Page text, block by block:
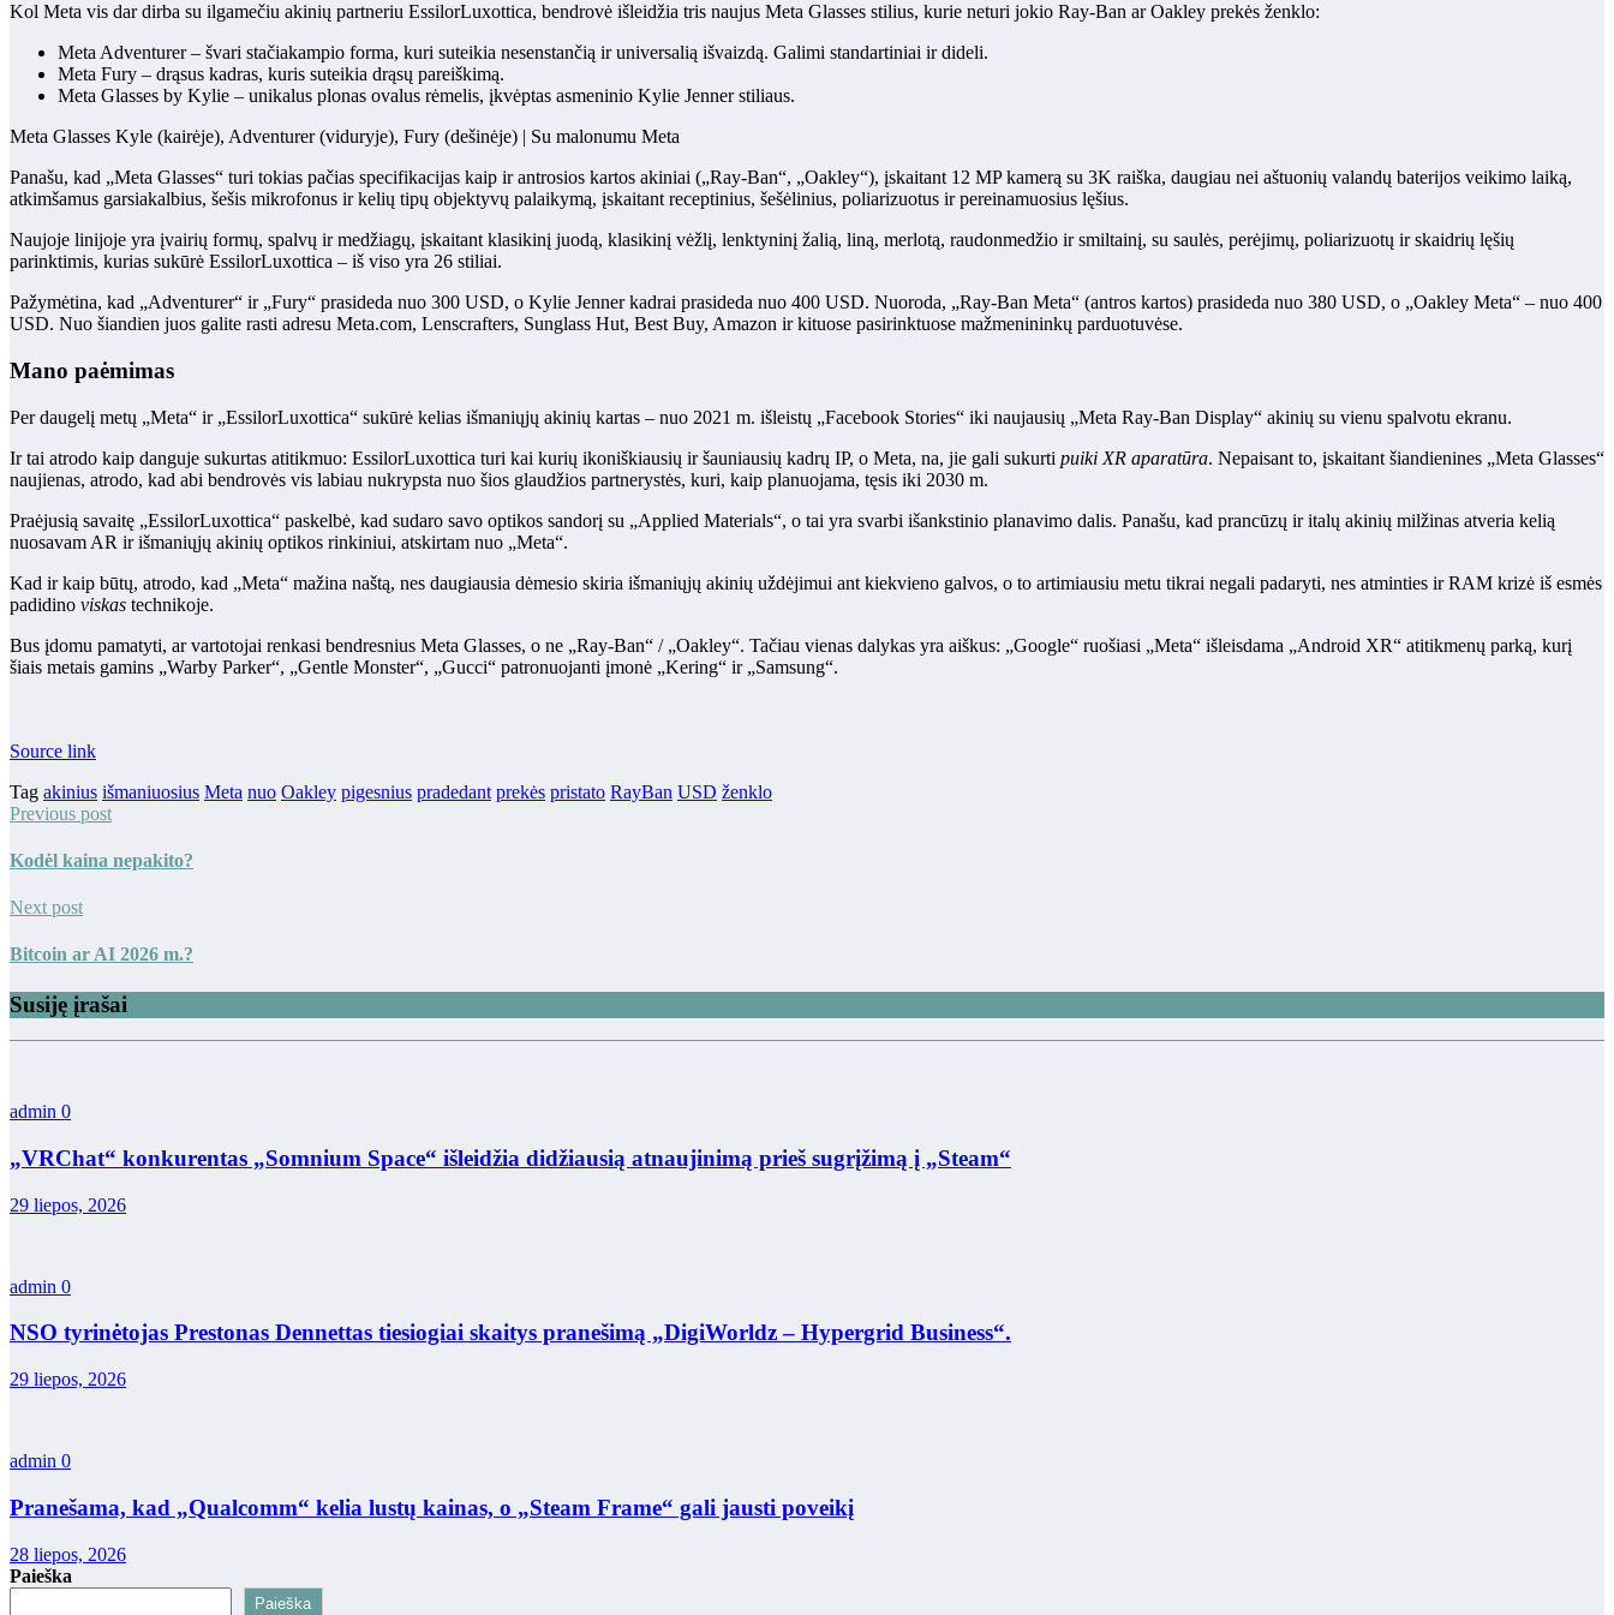
Kol Meta vis dar dirba su ilgamečiu akinių partneriu EssilorLuxottica, bendrovė išleidžia tris naujus Meta Glasses stilius, kurie neturi jokio Ray-Ban ar Oakley prekės ženklo:
Meta Adventurer – švari stačiakampio forma, kuri suteikia nesenstančią ir universalią išvaizdą. Galimi standartiniai ir dideli.
Meta Fury – drąsus kadras, kuris suteikia drąsų pareiškimą.
Meta Glasses by Kylie – unikalus plonas ovalus rėmelis, įkvėptas asmeninio Kylie Jenner stiliaus.
Meta Glasses Kyle (kairėje), Adventurer (viduryje), Fury (dešinėje) | Su malonumu Meta
Panašu, kad „Meta Glasses“ turi tokias pačias specifikacijas kaip ir antrosios kartos akiniai („Ray-Ban“, „Oakley“), įskaitant 12 MP kamerą su 3K raiška, daugiau nei aštuonių valandų baterijos veikimo laiką,
atkimšamus garsiakalbius, šešis mikrofonus ir kelių tipų objektyvų palaikymą, įskaitant receptinius, šešėlinius, poliarizuotus ir pereinamuosius lęšius.
Naujoje linijoje yra įvairių formų, spalvų ir medžiagų, įskaitant klasikinį juodą, klasikinį vėžlį, lenktyninį žalią, liną, merlotą, raudonmedžio ir smiltainį, su saulės, perėjimų, poliarizuotų ir skaidrių lęšių
parinktimis, kurias sukūrė EssilorLuxottica – iš viso yra 26 stiliai.
Pažymėtina, kad „Adventurer“ ir „Fury“ prasideda nuo 300 USD, o Kylie Jenner kadrai prasideda nuo 400 USD. Nuoroda, „Ray-Ban Meta“ (antros kartos) prasideda nuo 380 USD, o „Oakley Meta“ – nuo ​​400
USD. Nuo šiandien juos galite rasti adresu Meta.com, Lenscrafters, Sunglass Hut, Best Buy, Amazon ir kituose pasirinktuose mažmenininkų parduotuvėse.
Mano paėmimas
Per daugelį metų „Meta“ ir „EssilorLuxottica“ sukūrė kelias išmaniųjų akinių kartas – nuo ​​2021 m. išleistų „Facebook Stories“ iki naujausių „Meta Ray-Ban Display“ akinių su vienu spalvotu ekranu.
Ir tai atrodo kaip danguje sukurtas atitikmuo: EssilorLuxottica turi kai kurių ikoniškiausių ir šauniausių kadrų IP, o Meta, na, jie gali sukurti puiki XR aparatūra. Nepaisant to, įskaitant šiandienines „Meta Glasses“
naujienas, atrodo, kad abi bendrovės vis labiau nukrypsta nuo šios glaudžios partnerystės, kuri, kaip planuojama, tęsis iki 2030 m.
Praėjusią savaitę „EssilorLuxottica“ paskelbė, kad sudaro savo optikos sandorį su „Applied Materials“, o tai yra svarbi išankstinio planavimo dalis. Panašu, kad prancūzų ir italų akinių milžinas atveria kelią
nuosavam AR ir išmaniųjų akinių optikos rinkiniui, atskirtam nuo „Meta“.
Kad ir kaip būtų, atrodo, kad „Meta“ mažina naštą, nes daugiausia dėmesio skiria išmaniųjų akinių uždėjimui ant kiekvieno galvos, o to artimiausiu metu tikrai negali padaryti, nes atminties ir RAM krizė iš esmės
padidino viskas technikoje.
Bus įdomu pamatyti, ar vartotojai renkasi bendresnius Meta Glasses, o ne „Ray-Ban“ / „Oakley“. Tačiau vienas dalykas yra aiškus: „Google“ ruošiasi „Meta“ išleisdama „Android XR“ atitikmenų parką, kurį
šiais metais gamins „Warby Parker“, „Gentle Monster“, „Gucci“ patronuojanti įmonė „Kering“ ir „Samsung“.
Source link
Tag akinius išmaniuosius Meta nuo Oakley pigesnius pradedant prekės pristato RayBan USD ženklo
Previous post
Kodėl kaina nepakito?
Next post
Bitcoin ar AI 2026 m.?
Susiję įrašai
admin 0
„VRChat“ konkurentas „Somnium Space“ išleidžia didžiausią atnaujinimą prieš sugrįžimą į „Steam“
29 liepos, 2026
admin 0
NSO tyrinėtojas Prestonas Dennettas tiesiogiai skaitys pranešimą „DigiWorldz – Hypergrid Business“.
29 liepos, 2026
admin 0
Pranešama, kad „Qualcomm“ kelia lustų kainas, o „Steam Frame“ gali jausti poveikį
28 liepos, 2026
Paieška
Paieška